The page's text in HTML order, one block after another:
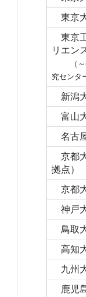
東京
東京
リエン
（
究センタ
新潟
富山
名古
京都
拠点）
京都
神戸
鳥取
高知
九州
鹿児